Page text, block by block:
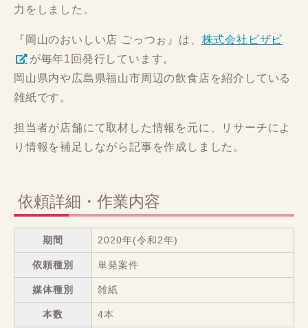
力をしました。
『岡山のおいしい店 ごっつぉ』は、 株式会社ビザビ
が毎年1回発行しています。
岡山県内や広島県福山市周辺の飲食店を紹介している
雑紙です。
担当者が店舗にて取材した情報を元に、リサーチによ
り情報を補足しながら記事を作成しました。
依頼詳細・作業内容
期間 2020年(令和2年)
依頼種別 単発案件
媒体種別 雑紙
本数 4本